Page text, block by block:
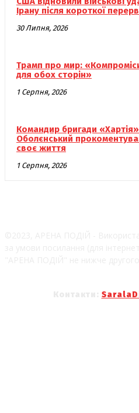
Ірану після короткої
30 Липня, 2026
Трамп про мир:
для обох сторін»
1 Серпня, 2026
Командир бригади «Хартія»
Оболєнський
своє життя
1 Серпня, 2026